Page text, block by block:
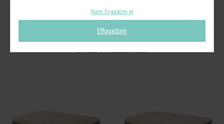
A TERMÉKCSALÁD TOVÁBBI
TERMÉKEI
Nem fogadom el
Elfogadom